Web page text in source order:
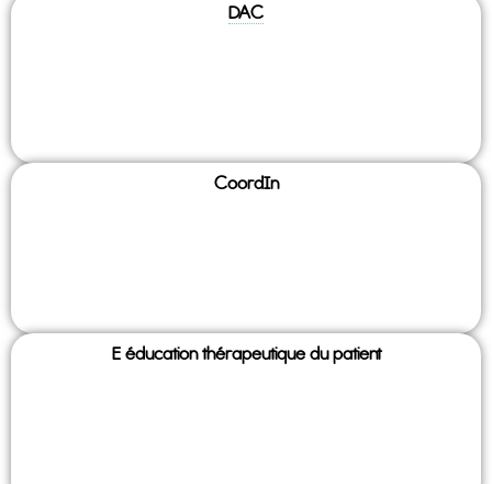
DAC
CoordIn
E éducation thérapeutique du patient